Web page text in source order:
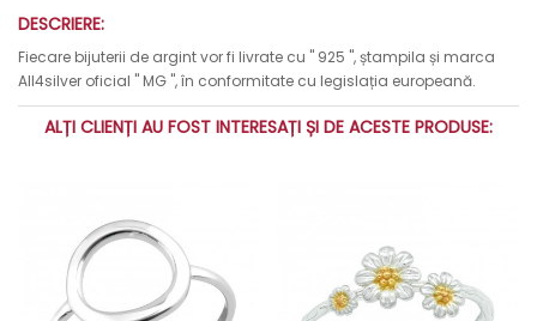
DESCRIERE:
Fiecare bijuterii de argint vor fi livrate cu " 925 ", ștampila și marca
All4silver oficial " MG ", în conformitate cu legislația europeană.
ALȚI CLIENȚI AU FOST INTERESAȚI ȘI DE ACESTE PRODUSE: